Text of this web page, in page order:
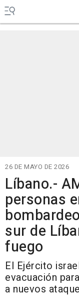
26 DE MAYO DE 2026
Líbano.-
personas
sur de
fuego
El Ejército
evacuación
a nuevos